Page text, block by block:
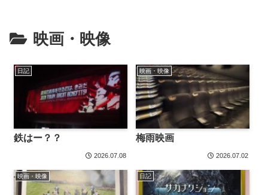
映画・映像
日記
鉄はー？？
2026.07.08
映画・映像
梅雨映画
2026.07.02
映画・映像 日記